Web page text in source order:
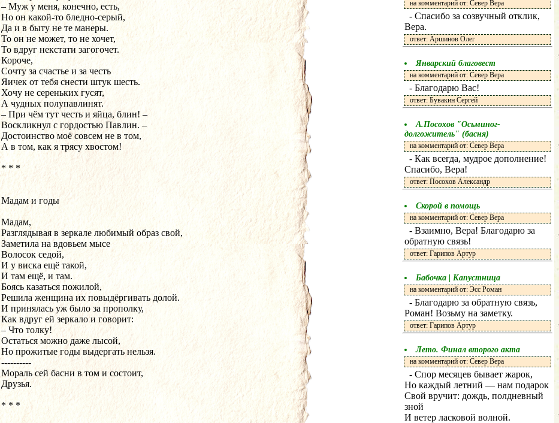
– Муж у меня, конечно, есть,
Но он какой-то бледно-серый,
Да и в быту не те манеры.
То он не может, то не хочет,
То вдруг некстати загогочет.
Короче,
Сочту за счастье и за честь
Яичек от тебя снести штук шесть.
Хочу не сереньких гусят,
А чудных полупавлинят.
– При чём тут честь и яйца, блин! –
Воскликнул с гордостью Павлин. –
Достоинство моё совсем не в том,
А в том, как я трясу хвостом!
* * *
Мадам и годы
Мадам,
Разглядывая в зеркале любимый образ свой,
Заметила на вдовьем мысе
Волосок седой,
И у виска ещё такой,
И там ещё, и там.
Боясь казаться пожилой,
Решила женщина их повыдёргивать долой.
И принялась уж было за прополку,
Как вдруг ей зеркало и говорит:
– Что толку!
Остаться можно даже лысой,
Но прожитые годы выдергать нельзя.
----------
Мораль сей басни в том и состоит,
Друзья.
* * *
на комментарий от: Север Вера
- Спасибо за созвучный отклик,
Вера.
ответ: Аршинов Олег
Январский благовест
на комментарий от: Север Вера
- Благодарю Вас!
ответ: Бувакин Сергей
А.Посохов "Осьминог-
долгожитель" (басня)
на комментарий от: Север Вера
- Как всегда, мудрое дополнение!
Спасибо, Вера!
ответ: Посохов Александр
Скорой в помощь
на комментарий от: Север Вера
- Взаимно, Вера! Благодарю за
обратную связь!
ответ: Гарипов Артур
Бабочка | Капустница
на комментарий от: Эсс Роман
- Благодарю за обратную связь,
Роман! Возьму на заметку.
ответ: Гарипов Артур
Лето. Финал второго акта
на комментарий от: Север Вера
- Спор месяцев бывает жарок,
Но каждый летний — нам подарок
Свой вручит: дождь, полдневный
зной
И ветер ласковой волной.